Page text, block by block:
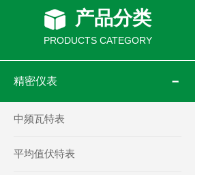
产品分类
PRODUCTS CATEGORY
精密仪表
中频瓦特表
平均值伏特表